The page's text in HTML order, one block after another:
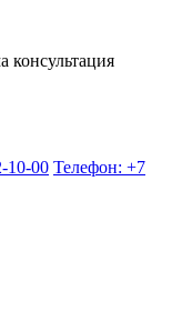
консультация
10-00 Телефон: +7